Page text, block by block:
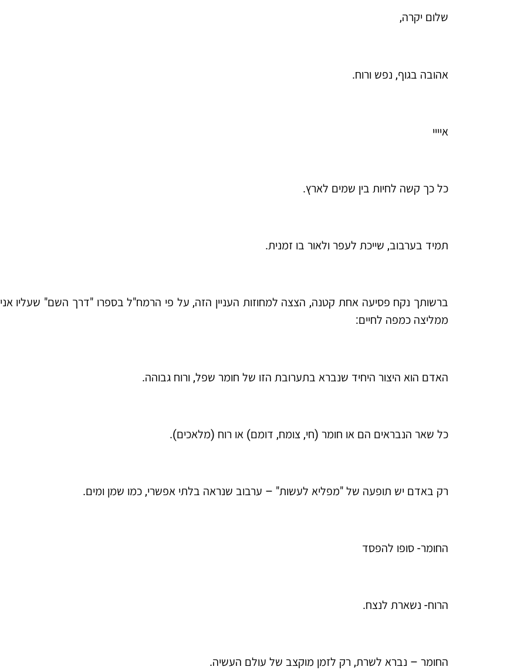
שלום יקרה,
אהובה בגוף, נפש ורוח.
איייי
כל כך קשה לחיות בין שמים לארץ.
תמיד בערבוב, שייכת לעפר ולאור בו זמנית.
ברשותך נקח פסיעה אחת קטנה, הצצה למחוזות העניין הזה, על פי הרמח"ל בספרו "דרך השם" שעליו אני
ממליצה כמפה לחיים:
האדם הוא היצור היחיד שנברא בתערובת הזו של חומר שפל, ורוח גבוהה.
כל שאר הנבראים הם או חומר (חי, צומח, דומם) או רוח (מלאכים).
רק באדם יש תופעה של "מפליא לעשות" – ערבוב שנראה בלתי אפשרי, כמו שמן ומים.
החומר- סופו להפסד
הרוח- נשארת לנצח.
החומר – נברא לשרת, רק לזמן מוקצב של עולם העשיה.